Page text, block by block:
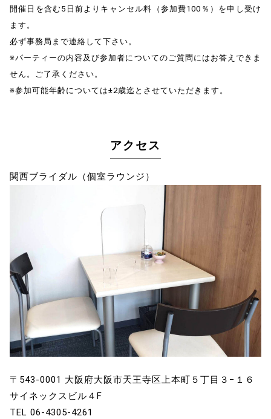
開催日を含む5日前よりキャンセル料（参加費100％）を申し受け
ます。
必ず事務局まで連絡して下さい。
※パーティーの内容及び参加者についてのご質問にはお答えできま
せん。ご了承ください。
※参加可能年齢については±2歳迄とさせていただきます。
アクセス
関西ブライダル（個室ラウンジ）
〒543-0001 大阪府大阪市天王寺区上本町５丁目３−１６
サイネックスビル４F
TEL 06-4305-4261